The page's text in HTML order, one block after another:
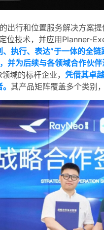
出行和位置服务解决方案
位技术，并应用Planner-
、执行、表达”于一体的全
并为后续与各领域合作伙
域的标杆企业，凭借其卓
。其产品矩阵覆盖多个类别